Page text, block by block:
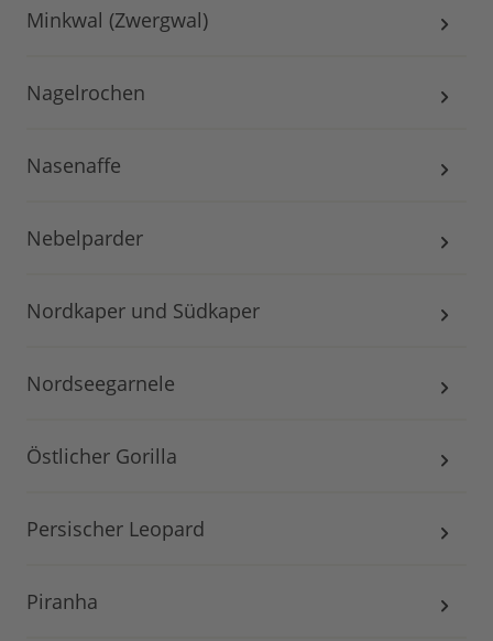
Minkwal (Zwergwal)
Nagelrochen
Nasenaffe
Nebelparder
Nordkaper und Südkaper
Nordseegarnele
Östlicher Gorilla
Persischer Leopard
Piranha